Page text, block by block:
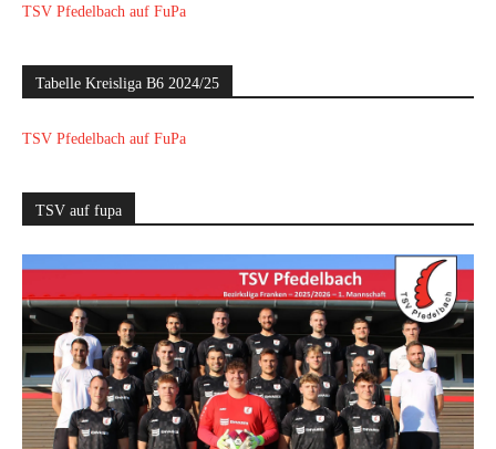
TSV Pfedelbach auf FuPa
Tabelle Kreisliga B6 2024/25
TSV Pfedelbach auf FuPa
TSV auf fupa